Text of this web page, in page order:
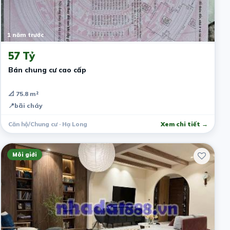
1 năm trước
57 Tỷ
Bán chung cư cao cấp
📐 75.8 m²
📍bãi cháy
Căn hộ/Chung cư · Hạ Long Xem chi tiết →
Môi giới